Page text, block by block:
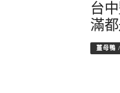
台
滿
薑母鴨